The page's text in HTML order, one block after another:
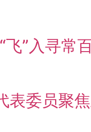
”入寻常
表委员聚